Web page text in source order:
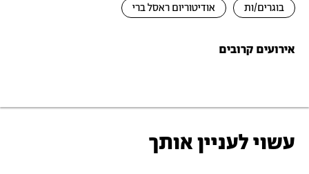
בוגרים/ות אודיטוריום ראסל ברי
אירועים קרובים
עשוי לעניין אותך